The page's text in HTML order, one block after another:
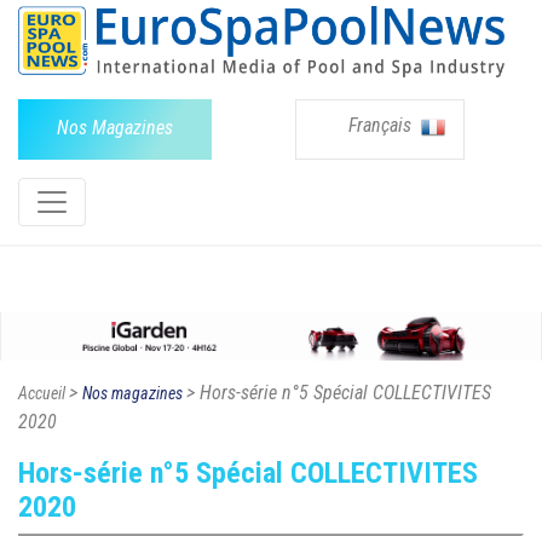
Nos Magazines Français
Accueil> Nos magazines> Hors-série n°5 Spécial COLLECTIVITES
2020
Hors-série n°5 Spécial COLLECTIVITES
2020